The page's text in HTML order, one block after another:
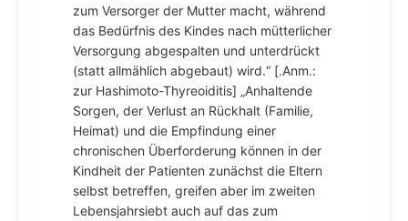
zum Versorger der Mutter macht, während
das Bedürfnis des Kindes nach mütterlicher
Versorgung abgespalten und unterdrückt
(statt allmählich abgebaut) wird.“ [.Anm.:
zur Hashimoto-Thyreoiditis] „Anhaltende
Sorgen, der Verlust an Rückhalt (Familie,
Heimat) und die Empfindung einer
chronischen Überforderung können in der
Kindheit der Patienten zunächst die Eltern
selbst betreffen, greifen aber im zweiten
Lebensjahrsiebt auch auf das zum